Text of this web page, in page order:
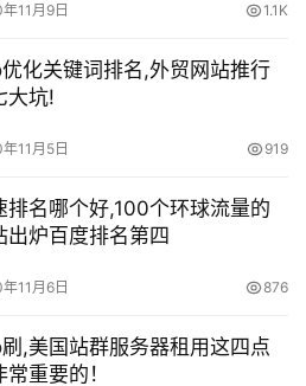
11月9日 1.1K
化关键词排名,外贸网站推行
大坑!
11月5日 919
排名哪个好,100个环球流量的
出炉百度排名第四
11月6日 876
,美国站群服务器租用这四点
常重要的！